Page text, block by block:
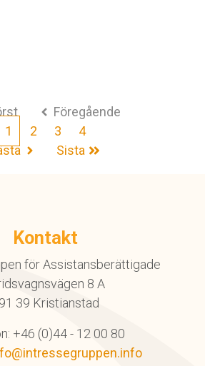
Föregående
1
2 3
4
Sista
Kontakt
för Assistansberättigade
8 A
39 Kristianstad
+46 (0)44 - 12 00 80